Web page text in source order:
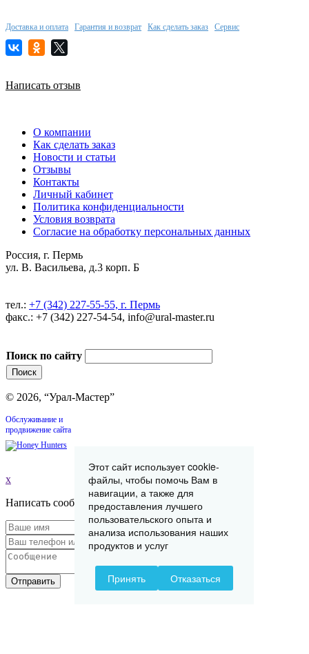
Доставка и оплата Гарантия и возврат Как сделать заказ Сервис
Написать отзыв
О компании
Как сделать заказ
Новости и статьи
Отзывы
Контакты
Личный кабинет
Политика конфиденциальности
Условия возврата
Согласие на обработку персональных данных
Россия, г. Пермь
ул. В. Васильева, д.3 корп. Б
тел.: +7 (342) 227-55-55, г. Пермь
факс.: +7 (342) 227-54-54, info@ural-master.ru
Поиск по сайту
© 2026, “Урал-Мастер”
Обслуживание и
продвижение сайта
x
Написать сообщение
Отправить
Этот сайт использует cookie-
файлы, чтобы помочь Вам в
навигации, а также для
предоставления лучшего
пользовательского опыта и
анализа использования наших
продуктов и услуг
Принять Отказаться